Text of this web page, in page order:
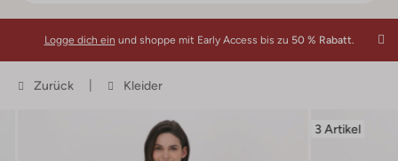
Logge dich ein und shoppe mit Early Access bis zu 50 % Rabatt.
Zurück Kleider
3 Artikel